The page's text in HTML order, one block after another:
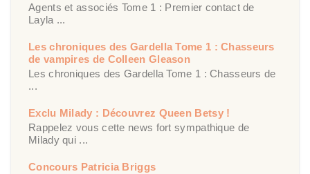
Agents et associés Tome 1 : Premier contact de
Layla ...
Les chroniques des Gardella Tome 1 : Chasseurs
de vampires de Colleen Gleason
Les chroniques des Gardella Tome 1 : Chasseurs de
...
Exclu Milady : Découvrez Queen Betsy !
Rappelez vous cette news fort sympathique de
Milady qui ...
Concours Patricia Briggs